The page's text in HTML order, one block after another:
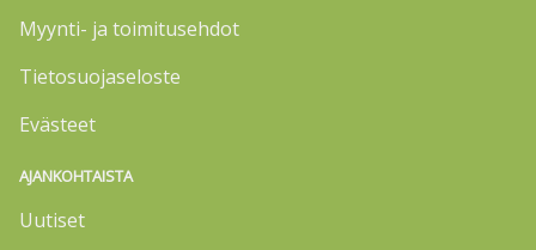
Myynti- ja toimitusehdot
Tietosuojaseloste
Evästeet
AJANKOHTAISTA
Uutiset